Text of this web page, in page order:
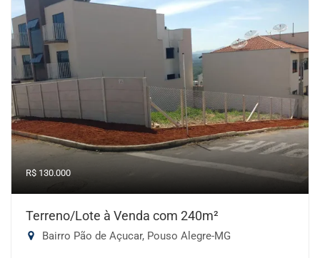
R$ 130.000
Terreno/Lote à Venda com 240m²
Bairro Pão de Açucar, Pouso Alegre-MG